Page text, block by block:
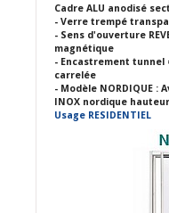
Cadre ALU anodisé
- Verre trempé
- Sens d'ouverture
magnétique
- Encastrement tunnel
carrelée
- Modèle NORDIQUE :
INOX nordique
Usage RESIDENTIEL